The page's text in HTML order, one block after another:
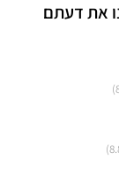
את דעתם